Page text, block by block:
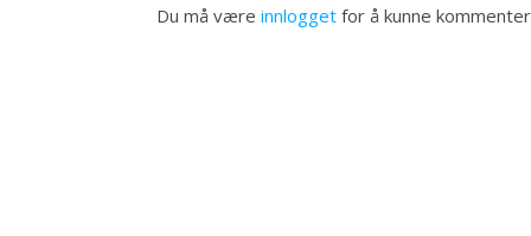
Du må være innlogget for å kunne